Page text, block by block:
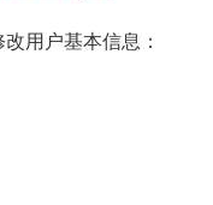
改用户基本信息：